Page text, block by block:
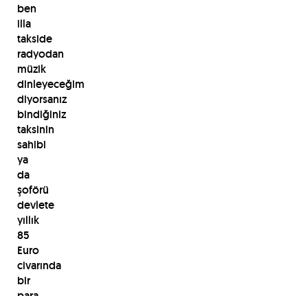
ben
illa
takside
radyodan
müzik
dinleyeceğim
diyorsanız
bindiğiniz
taksinin
sahibi
ya
da
şoförü
devlete
yıllık
85
Euro
civarında
bir